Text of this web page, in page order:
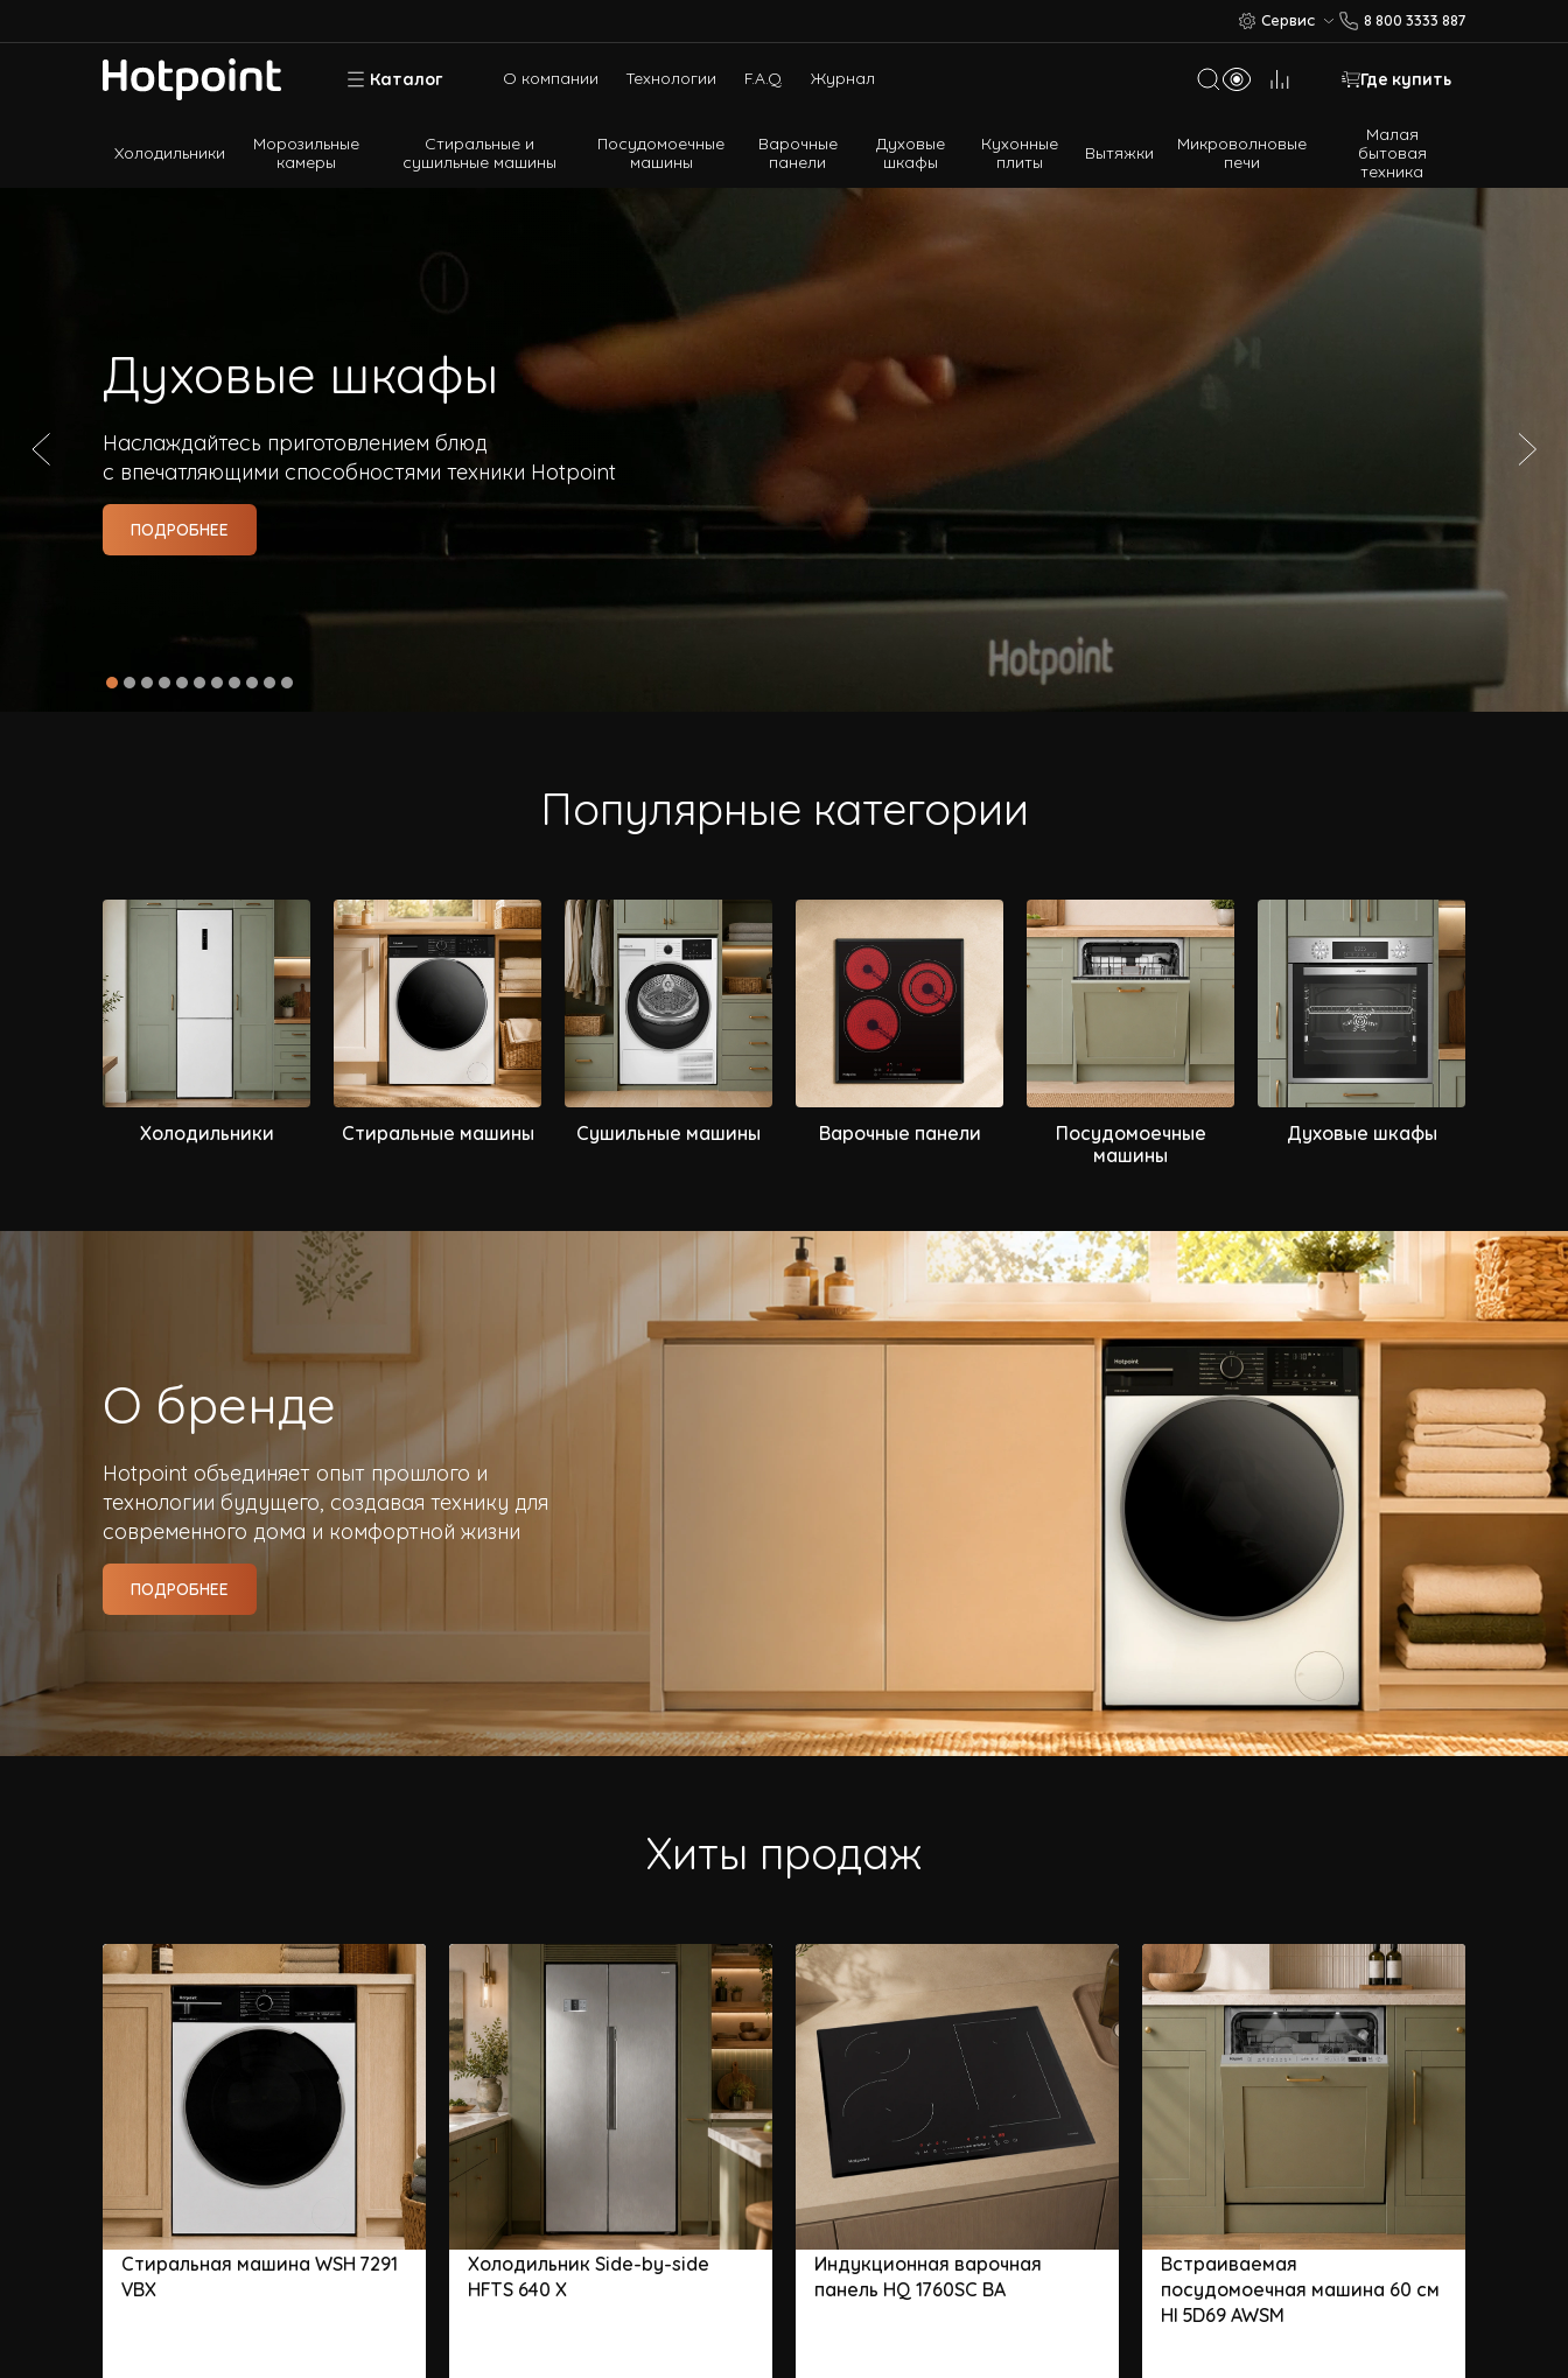
Сервис 8 800 3333 887
Каталог О компании Технологии F.A.Q. Журнал Где купить
Холодильники Морозильные
камеры
Стиральные и
сушильные машины
Посудомоечные
машины
Варочные
панели
Духовые
шкафы
Кухонные
плиты Вытяжки Микроволновые
печи
Малая
бытовая
техника
Стиральные и сушильные машины
Духовые шкафы
Вытяжки
Микроволновые печи
Малая бытовая техника
Холодильники с нижней морозильной камерой
Холодильники с верхней морозильной камерой
Многодверные холодильники
Духовые шкафы
Наслаждайтесь приготовлением блюд
с впечатляющими способностями техники Hotpoint
ПОДРОБНЕЕ
Популярные категории
Холодильники Стиральные машины Сушильные машины Варочные панели Посудомоечные
машины
Духовые шкафы
О бренде
Hotpoint объединяет опыт прошлого и
технологии будущего, создавая технику для
современного дома и комфортной жизни
ПОДРОБНЕЕ
Хиты продаж
Стиральная машина WSH 7291
VBX
Холодильник Side-by-side
HFTS 640 X
Индукционная варочная
панель HQ 1760SC BA
Встраиваемая
посудомоечная машина 60 см
HI 5D69 AWSM